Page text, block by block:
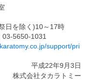
日を除く)10～17時
5650-1031
support/pri
平成22年9月3日
株式会社タカラトミー